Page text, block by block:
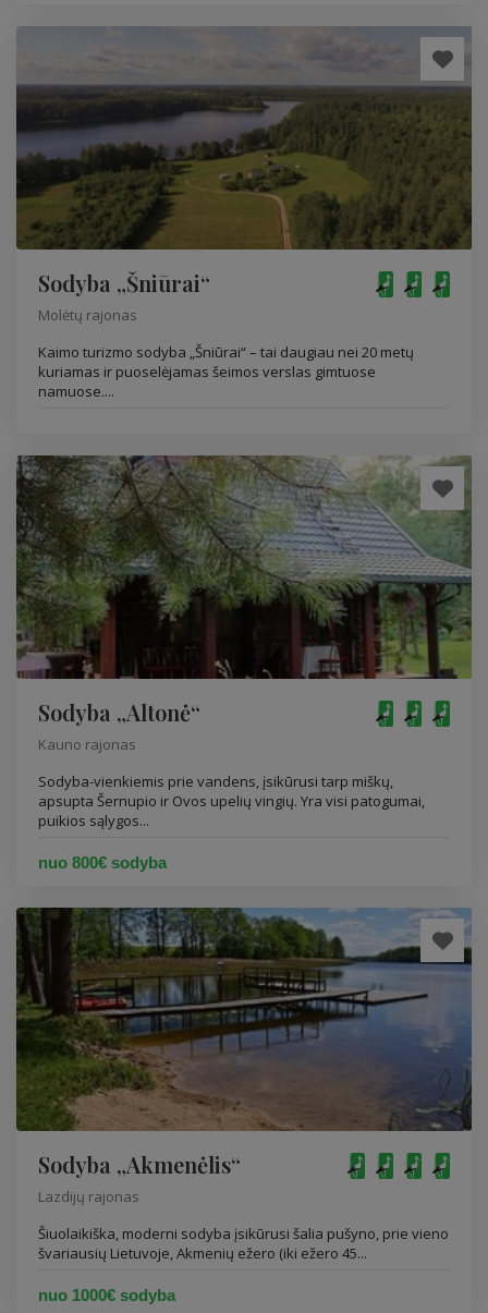
Sodyba „Šniūrai“
Molėtų rajonas
Kaimo turizmo sodyba „Šniūrai“ – tai daugiau nei 20 metų
kuriamas ir puoselėjamas šeimos verslas gimtuose
namuose....
Sodyba „Altonė“
Kauno rajonas
Sodyba-vienkiemis prie vandens, įsikūrusi tarp miškų,
apsupta Šernupio ir Ovos upelių vingių. Yra visi patogumai,
puikios sąlygos...
nuo 800€ sodyba
Sodyba „Akmenėlis“
Lazdijų rajonas
Šiuolaikiška, moderni sodyba įsikūrusi šalia pušyno, prie vieno
švariausių Lietuvoje, Akmenių ežero (iki ežero 45...
nuo 1000€ sodyba